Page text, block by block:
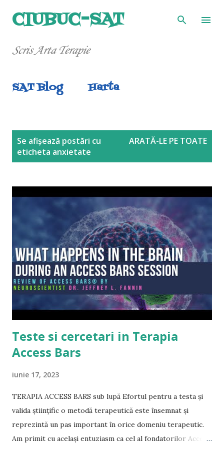
Treceți la conținutul principal
CIUBUC-SAT
Scris Arta Terapie
SAT Blog Harta
Se afișează postări cu
eticheta anxietate
ARATĂ-LE PE TOATE
Teste si cercetari in Terapia
Access Bars
iunie 17, 2023
TERAPIA ACCESS BARS sub lupă Efortul pentru a testa şi
valida ştiinţific o metodă terapeutică este însemnat şi
reprezintă un pas important în orice domeniu terapeutic.
Am primit cu acelaşi entuziasm ca cel al fondatorilor Access